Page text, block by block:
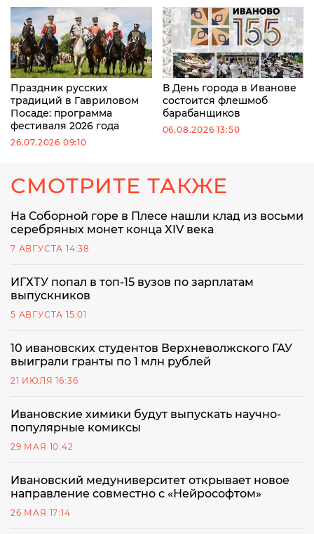
Праздник русских
традиций в Гавриловом
Посаде: программа
фестиваля 2026 года
26.07.2026 09:10
В День города в Иванове
состоится флешмоб
барабанщиков
06.08.2026 13:50
СМОТРИТЕ ТАКЖЕ
На Соборной горе в Плесе нашли клад из восьми
серебряных монет конца XIV века
7 АВГУСТА 14:38
ИГХТУ попал в топ-15 вузов по зарплатам
выпускников
5 АВГУСТА 15:01
10 ивановских студентов Верхневолжского ГАУ
выиграли гранты по 1 млн рублей
21 ИЮЛЯ 16:36
Ивановские химики будут выпускать научно-
популярные комиксы
29 МАЯ 10:42
Ивановский медуниверситет открывает новое
направление совместно с «Нейрософтом»
26 МАЯ 17:14